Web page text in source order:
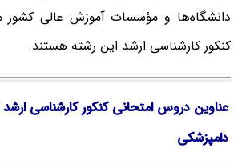
دانشگاه‌ها و مؤسسات آموزش عالی کشور
کنکور کارشناسی ارشد این رشته هستند.
عناوین دروس امتحانی کنکور کارشناسی
دامپزشکی